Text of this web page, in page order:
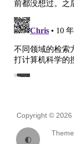
🌓
Copyright © 2026
Theme